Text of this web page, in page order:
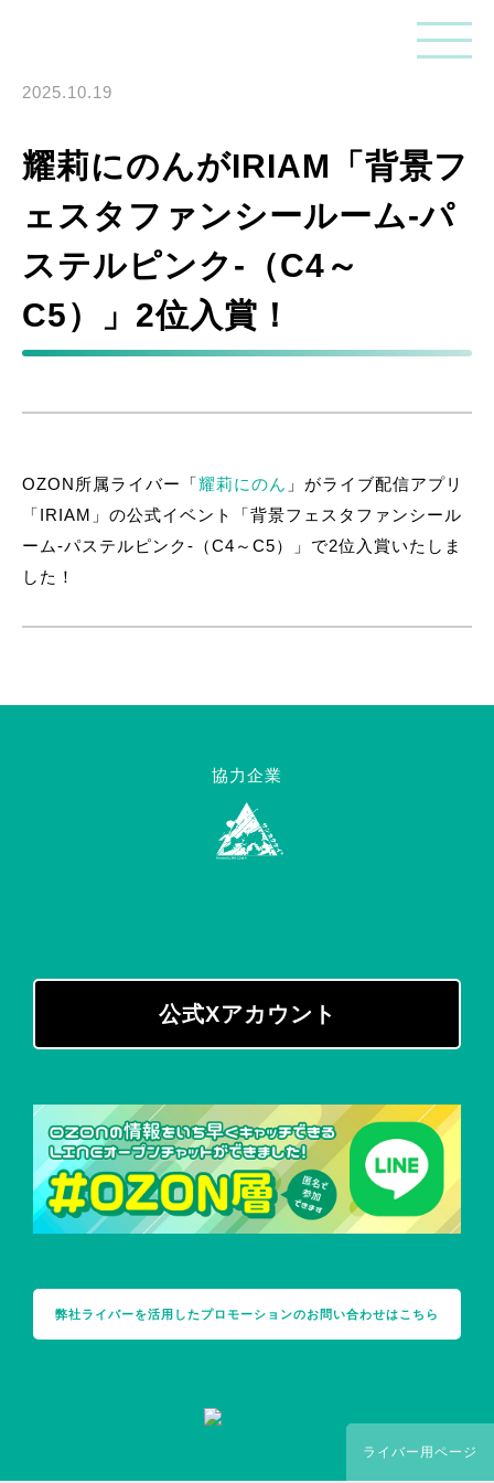
2025.10.19
耀莉にのんがIRIAM「背景フ
ェスタファンシールーム-パ
ステルピンク-（C4～
C5）」2位入賞！
OZON所属ライバー「耀莉にのん 」がライブ配信アプリ
「IRIAM」の公式イベント「背景フェスタファンシール
ーム-パステルピンク-（C4～C5）」で2位入賞いたしま
した！
協力企業
公式Xアカウント
弊社ライバーを活用した プロモーションのお問い合わせはこちら
ライバー用ページ